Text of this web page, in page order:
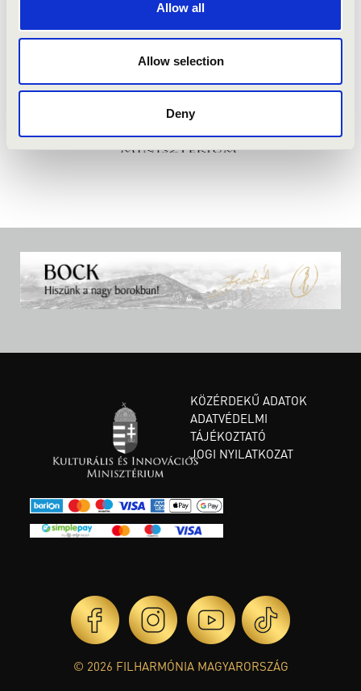
Allow all
Allow selection
Deny
KÖZÉRDEKŰ ADATOK
ADATVÉDELMI
TÁJÉKOZTATÓ
JOGI NYILATKOZAT
© 2026 FILHARMÓNIA MAGYARORSZÁG